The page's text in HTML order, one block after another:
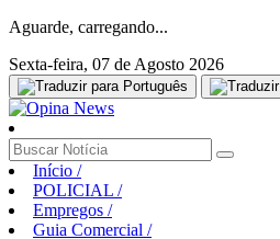
Aguarde, carregando...
Sexta-feira, 07 de Agosto 2026
Início /
POLICIAL /
Empregos /
Guia Comercial /